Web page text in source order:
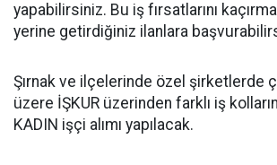
yapabilirsiniz. Bu iş fırsatlarını
yerine getirdiğiniz ilanlara
Şırnak ve ilçelerinde özel şirketlerde
üzere İŞKUR üzerinden farklı iş
KADIN işçi alımı yapılacak.